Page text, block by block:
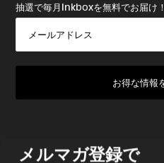
抽選で毎月Inkboxを無料でお届け！
メルマガ登録で